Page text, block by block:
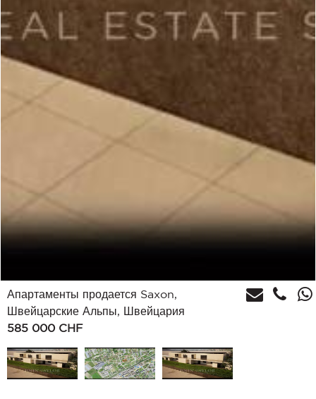
Апартаменты продается Saxon,
Швейцарские Альпы, Швейцария
585 000 CHF